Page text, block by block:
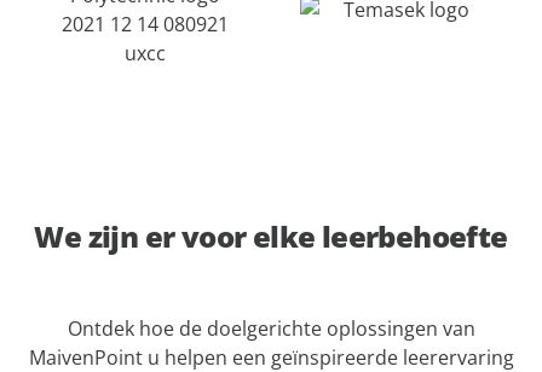
We zijn er voor elke leerbehoefte
Ontdek hoe de doelgerichte oplossingen van
MaivenPoint u helpen een geïnspireerde leerervaring